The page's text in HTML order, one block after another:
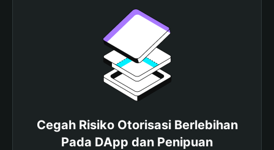
Cegah Risiko Otorisasi Berlebihan
Pada DApp dan Penipuan